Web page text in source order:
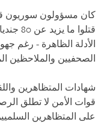
كان مسؤولون سوريون
قتلوا
الأدلة الظاهرة - رغم
الصحفيين والملاحظين
شهادات المتظاهرين
قوات الأمن لا تطلق
على المتظاهرين